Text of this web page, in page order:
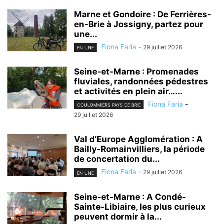
Marne et Gondoire : De Ferrières-
en-Brie à Jossigny, partez pour
une...
EN UNE Fiona Faria - 29 juillet 2026
Seine-et-Marne : Promenades
fluviales, randonnées pédestres
et activités en plein air…...
COULOMMIERS PAYS DE BRIE Fiona Faria -
29 juillet 2026
Val d’Europe Agglomération : A
Bailly-Romainvilliers, la période
de concertation du...
EN UNE Fiona Faria - 29 juillet 2026
Seine-et-Marne : A Condé-
Sainte-Libiaire, les plus curieux
peuvent dormir à la...